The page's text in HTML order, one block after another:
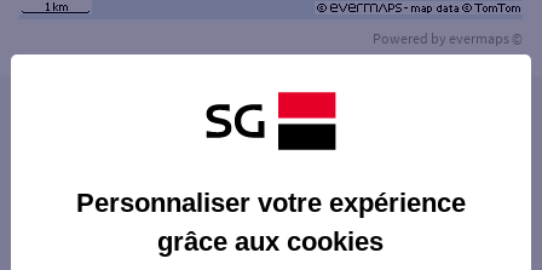
Powered by evermaps ©
Les distributeurs/automates dans les villes à
Les distributeurs/automates dans les
départements limitrophes
Personnaliser votre expérience
grâce aux cookies